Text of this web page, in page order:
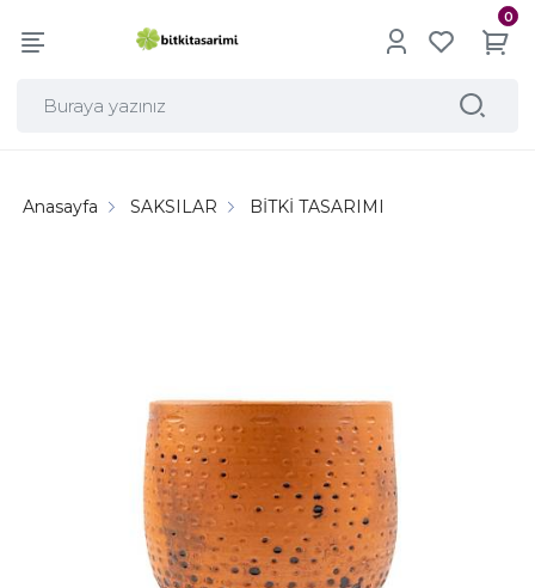
0
Anasayfa SAKSILAR BİTKİ TASARIMI